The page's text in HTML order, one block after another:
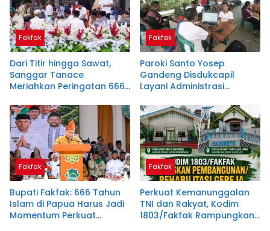
Fakfak
Dari Titir hingga Sawat,
Sanggar Tanace
Meriahkan Peringatan 666
Papua
Fakfak
Paroki Santo Yosep
Gandeng Disdukcapil
Layani Administrasi
Instruksi Bupati Samaun
Dahlan
Fakfak
Bupati Fakfak: 666 Tahun
Islam di Papua Harus Jadi
Momentum Perkuat
Fakfak
Perkuat Kemanunggalan
TNI dan Rakyat, Kodim
1803/Fakfak Rampungkan